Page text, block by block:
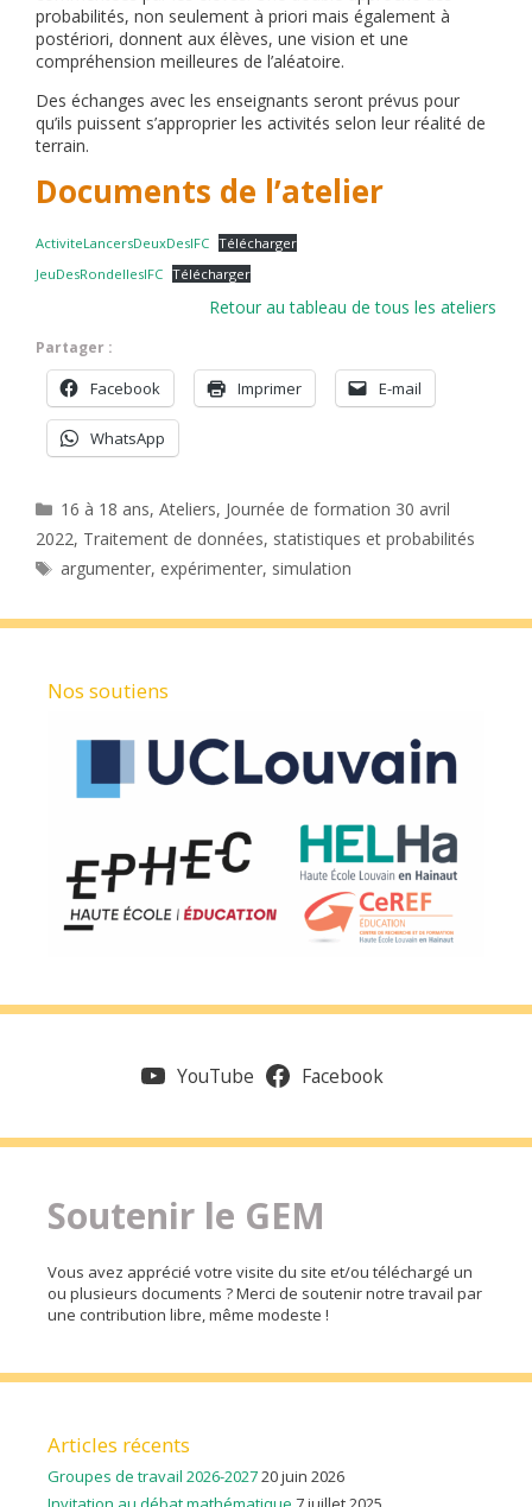
probabilités, non seulement à priori mais également à
postériori, donnent aux élèves, une vision et une
compréhension meilleures de l’aléatoire.
Des échanges avec les enseignants seront prévus pour
qu’ils puissent s’approprier les activités selon leur réalité de
terrain.
Documents de l’atelier
ActiviteLancersDeuxDesIFC Télécharger
JeuDesRondellesIFC Télécharger
Retour au tableau de tous les ateliers
Partager :
Facebook Imprimer E-mail
WhatsApp
Catégories
16 à 18 ans,Ateliers, Journée de formation 30 avril
2022, Traitement de données, statistiques et probabilités
Étiquettes
argumenter, expérimenter, simulation
Nos soutiens
YouTube Facebook
Soutenir le GEM
Vous avez apprécié votre visite du site et/ou téléchargé un
ou plusieurs documents ? Merci de soutenir notre travail par
une contribution libre, même modeste !
Articles récents
Groupes de travail 2026-202720 juin 2026